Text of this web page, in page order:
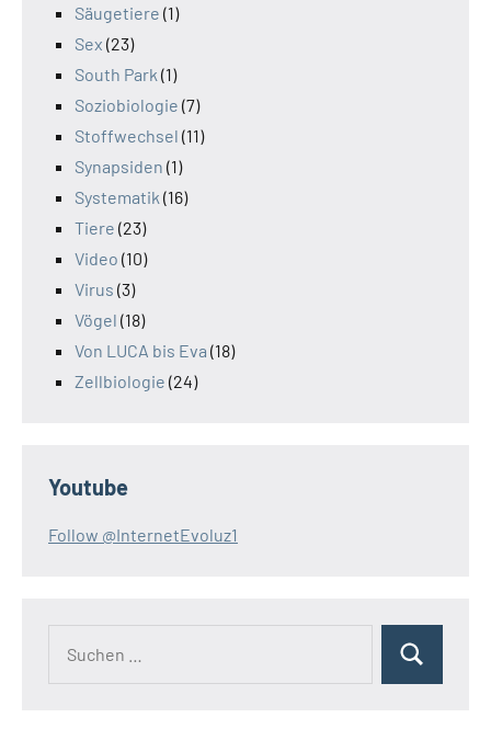
Säugetiere (1)
Sex (23)
South Park (1)
Soziobiologie (7)
Stoffwechsel (11)
Synapsiden (1)
Systematik (16)
Tiere (23)
Video (10)
Virus (3)
Vögel (18)
Von LUCA bis Eva (18)
Zellbiologie (24)
Youtube
Follow @InternetEvoluz1
Suchen